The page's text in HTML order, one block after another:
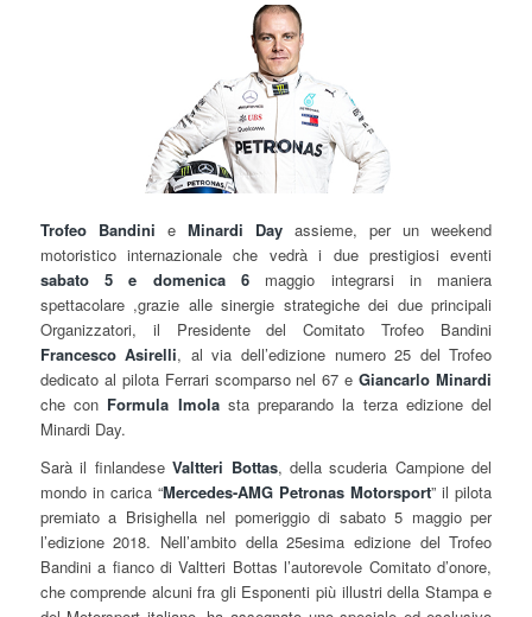
Trofeo Bandini e Minardi Day assieme, per un weekend
motoristico internazionale che vedrà i due prestigiosi eventi
sabato 5 e domenica 6 maggio integrarsi in maniera
spettacolare ,grazie alle sinergie strategiche dei due principali
Organizzatori, il Presidente del Comitato Trofeo Bandini
Francesco Asirelli, al via dell’edizione numero 25 del Trofeo
dedicato al pilota Ferrari scomparso nel 67 eGiancarlo Minardi
che con Formula Imolasta preparando la terza edizione del
Minardi Day.
Sarà il finlandeseValtteri Bottas, della scuderia Campione del
mondo in carica “Mercedes-AMG Petronas Motorsport” il pilota
premiato a Brisighella nel pomeriggio di sabato 5 maggio per
l’edizione 2018. Nell’ambito della 25esima edizione del Trofeo
Bandini a fianco di Valtteri Bottas l’autorevole Comitato d’onore,
che comprende alcuni fra gli Esponenti più illustri della Stampa e